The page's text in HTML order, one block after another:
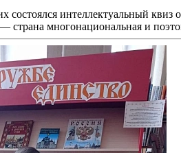
состоялся интеллектуальный
страна многонациональная и